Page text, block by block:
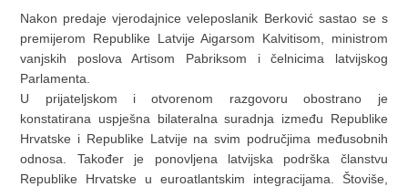
Nakon predaje vjerodajnice veleposlanik Berković sastao se s
premijerom Republike Latvije Aigarsom Kalvitisom, ministrom
vanjskih poslova Artisom Pabriksom i čelnicima latvijskog
Parlamenta.
U prijateljskom i otvorenom razgovoru obostrano je
konstatirana uspješna bilateralna suradnja između Republike
Hrvatske i Republike Latvije na svim područjima međusobnih
odnosa. Također je ponovljena latvijska podrška članstvu
Republike Hrvatske u euroatlantskim integracijama. Štoviše,